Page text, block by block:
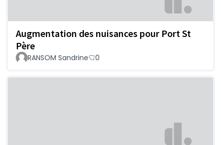
Augmentation des nuisances pour Port St
Père
RANSOM Sandrine 0